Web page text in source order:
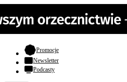
Promocje- otwiera się w nowej karcie
Newsletter
Podcasty